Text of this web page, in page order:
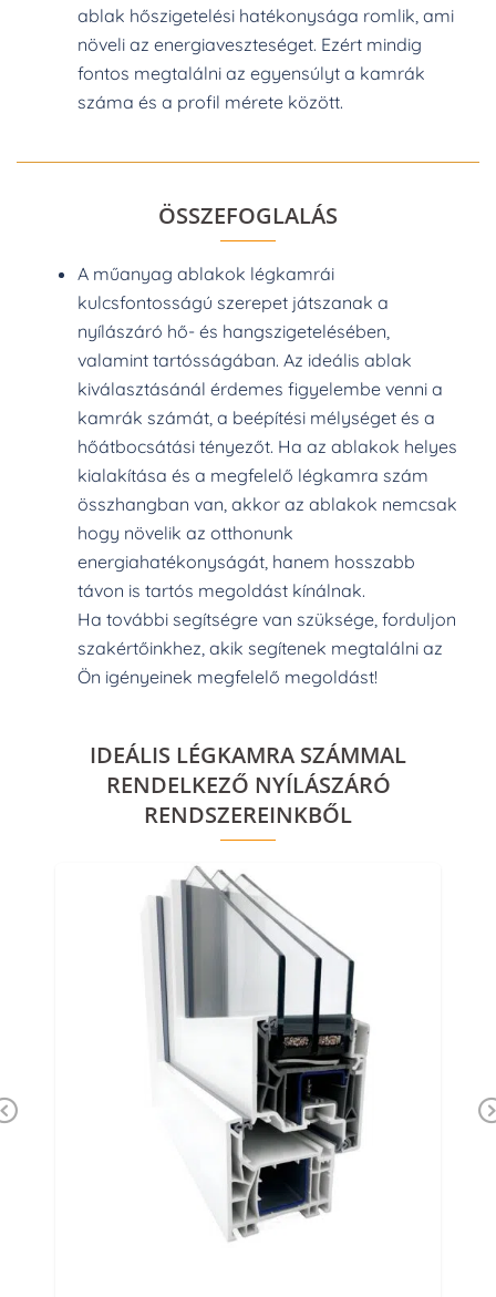
ablak hőszigetelési hatékonysága romlik, ami
növeli az energiaveszteséget. Ezért mindig
fontos megtalálni az egyensúlyt a kamrák
száma és a profil mérete között.
ÖSSZEFOGLALÁS
A műanyag ablakok légkamrái
kulcsfontosságú szerepet játszanak a
nyílászáró hő- és hangszigetelésében,
valamint tartósságában. Az ideális ablak
kiválasztásánál érdemes figyelembe venni a
kamrák számát, a beépítési mélységet és a
hőátbocsátási tényezőt. Ha az ablakok helyes
kialakítása és a megfelelő légkamra szám
összhangban van, akkor az ablakok nemcsak
hogy növelik az otthonunk
energiahatékonyságát, hanem hosszabb
távon is tartós megoldást kínálnak.
Ha további segítségre van szüksége, forduljon
szakértőinkhez, akik segítenek megtalálni az
Ön igényeinek megfelelő megoldást!
IDEÁLIS LÉGKAMRA SZÁMMAL
RENDELKEZŐ NYÍLÁSZÁRÓ
RENDSZEREINKBŐL